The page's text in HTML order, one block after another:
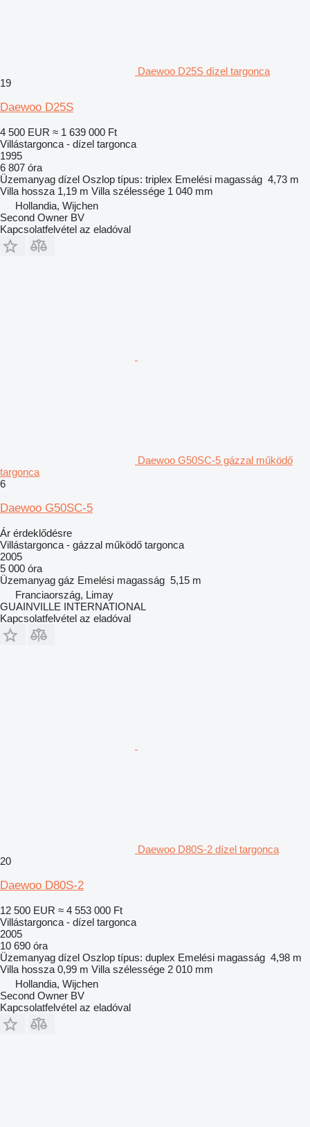
Daewoo D25S dízel targonca
19
Daewoo D25S
4 500 EUR ≈ 1 639 000 Ft
Villástargonca - dízel targonca
1995
6 807 óra
Üzemanyag dízel Oszlop típus: triplex Emelési magasság 4,73 m
Villa hossza 1,19 m Villa szélessége 1 040 mm
Hollandia, Wijchen
Second Owner BV
Kapcsolatfelvétel az eladóval
Daewoo G50SC-5 gázzal működő
targonca
6
Daewoo G50SC-5
Ár érdeklődésre
Villástargonca - gázzal működő targonca
2005
5 000 óra
Üzemanyag gáz Emelési magasság 5,15 m
Franciaország, Limay
GUAINVILLE INTERNATIONAL
Kapcsolatfelvétel az eladóval
Daewoo D80S-2 dízel targonca
20
Daewoo D80S-2
12 500 EUR ≈ 4 553 000 Ft
Villástargonca - dízel targonca
2005
10 690 óra
Üzemanyag dízel Oszlop típus: duplex Emelési magasság 4,98 m
Villa hossza 0,99 m Villa szélessége 2 010 mm
Hollandia, Wijchen
Second Owner BV
Kapcsolatfelvétel az eladóval